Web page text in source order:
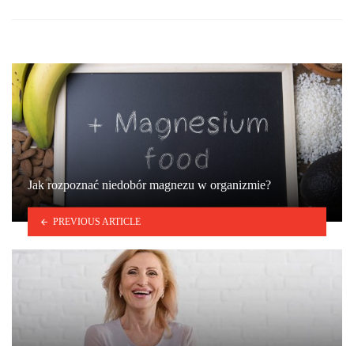
Jak rozpoznać niedobór magnezu w organizmie?
PREVIOUS ARTICLE